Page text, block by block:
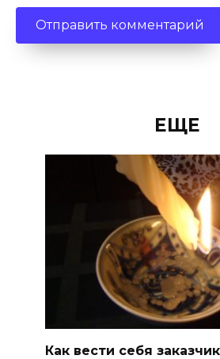
ЕЩЕ
Как вести себя